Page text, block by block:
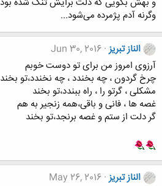
وگرنه آدم پژمرده می‌شود...
الناز تبریز Jun 30, 2016
آرزوی امروز من برای تو دوست خوبم
چرخ گردون ، چه بخندد ، چه نخندد،تو بخند
مشکلی ، گرتو را ، راه ببندد،تو بخند
غصه ها ، فانی و باقی،همه زنجیر به هم
گر دلت از ستم و غصه برنجد،تو بخند
الناز تبریز May 26, 2016